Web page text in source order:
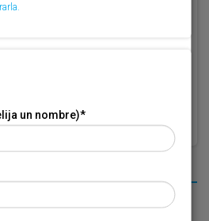
un nombre)*